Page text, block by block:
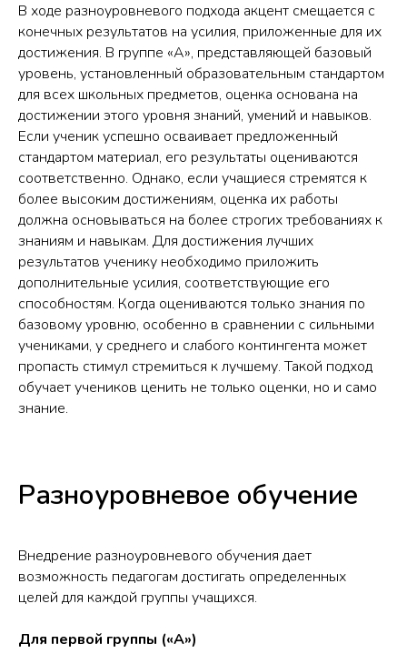
В ходе разноуровневого подхода акцент смещается с
конечных результатов на усилия, приложенные для их
достижения. В группе «А», представляющей базовый
уровень, установленный образовательным стандартом
для всех школьных предметов, оценка основана на
достижении этого уровня знаний, умений и навыков.
Если ученик успешно осваивает предложенный
стандартом материал, его результаты оцениваются
соответственно. Однако, если учащиеся стремятся к
более высоким достижениям, оценка их работы
должна основываться на более строгих требованиях к
знаниям и навыкам. Для достижения лучших
результатов ученику необходимо приложить
дополнительные усилия, соответствующие его
способностям. Когда оцениваются только знания по
базовому уровню, особенно в сравнении с сильными
учениками, у среднего и слабого контингента может
пропасть стимул стремиться к лучшему. Такой подход
обучает учеников ценить не только оценки, но и само
знание.
Разноуровневое обучение
Внедрение разноуровневого обучения дает
возможность педагогам достигать определенных
целей для каждой группы учащихся.
Для первой группы («А»)